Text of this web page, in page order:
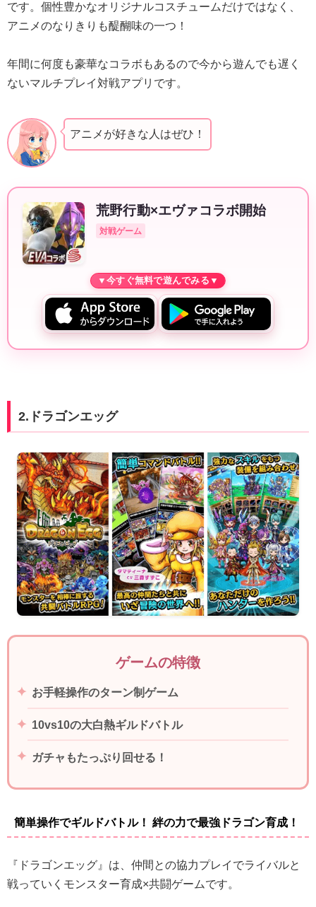
です。個性豊かなオリジナルコスチュームだけではなく、
アニメのなりきりも醍醐味の一つ！
年間に何度も豪華なコラボもあるので今から遊んでも遅く
ないマルチプレイ対戦アプリです。
アニメが好きな人はぜひ！
荒野行動×エヴァコラボ開始
対戦ゲーム
2.ドラゴンエッグ
ゲームの特徴
お手軽操作のターン制ゲーム
10vs10の大白熱ギルドバトル
ガチャもたっぷり回せる！
簡単操作でギルドバトル！ 絆の力で最強ドラゴン育成！
『ドラゴンエッグ』は、仲間との協力プレイでライバルと
戦っていくモンスター育成×共闘ゲームです。